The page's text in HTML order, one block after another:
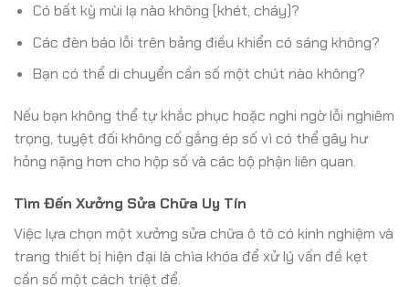
Có bất kỳ mùi lạ nào không (khét, cháy)?
Các đèn báo lỗi trên bảng điều khiển có sáng không?
Bạn có thể di chuyển cần số một chút nào không?
Nếu bạn không thể tự khắc phục hoặc nghi ngờ lỗi nghiêm
trọng, tuyệt đối không cố gắng ép số vì có thể gây hư
hỏng nặng hơn cho hộp số và các bộ phận liên quan.
Tìm Đến Xưởng Sửa Chữa Uy Tín
Việc lựa chọn một xưởng sửa chữa ô tô có kinh nghiệm và
trang thiết bị hiện đại là chìa khóa để xử lý vấn đề kẹt
cần số một cách triệt để.